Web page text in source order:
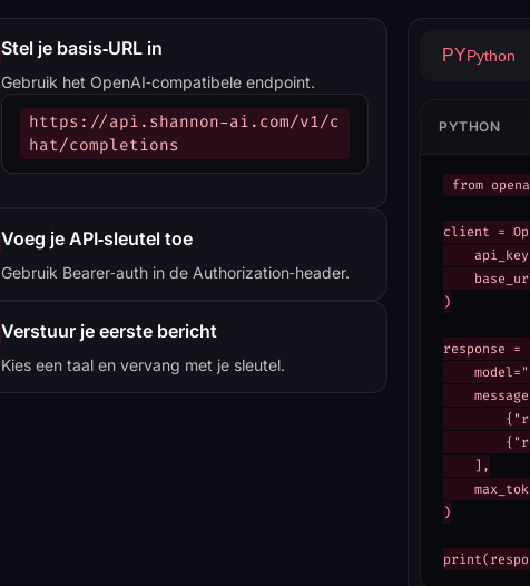
Stel je basis‑URL in
Gebruik het OpenAI‑compatibele endpoint.
https://api.shannon-ai.com/v1/c
hat/completions
Voeg je API‑sleutel toe
Gebruik Bearer‑auth in de Authorization‑header.
Verstuur je eerste bericht
Kies een taal en vervang met je sleutel.
PYPython
PYTHON
from
client =
)
response
    ],
)